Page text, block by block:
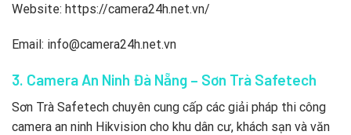
Website: https://camera24h.net.vn/
Email: info@camera24h.net.vn
3. Camera An Ninh Đà Nẵng – Sơn Trà Safetech
Sơn Trà Safetech chuyên cung cấp các giải pháp thi công
camera an ninh Hikvision cho khu dân cư, khách sạn và văn